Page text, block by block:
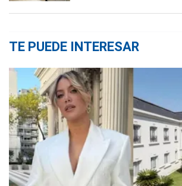
TE PUEDE INTERESAR